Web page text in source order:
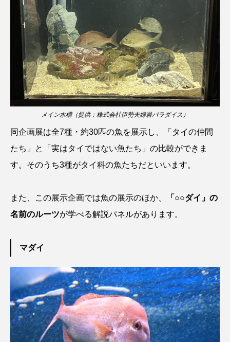
イトヨリダイ
イリエワニ イワナ インドネシア
ウツボ ウナギ ウバザメ
ウマヅラハギ ウミウシ エイ
エゾアイナメ エッセイ オオカミウオ
オオグソクムシ オオサンショウウオ
オスカー
オーストラリア カイエビ
カクレクマノミ カゴカマス カジカ
カタボシイワシ カツオ カニ
カブトエビ カブトクラゲ カミクラゲ
メイン水槽（提供：株式会社伊勢夫婦岩パラダイス）
同企画展は全7種・約30匹の魚を展示し、「タイの仲間
たち」と「実はタイではない魚たち」の比較ができま
す。そのうち3種がタイ科の魚たちだといいます。
また、この展示企画では魚の展示のほか、
「○○ダイ」の
名前のルーツが学べる解説パネルがあります。
マダイ